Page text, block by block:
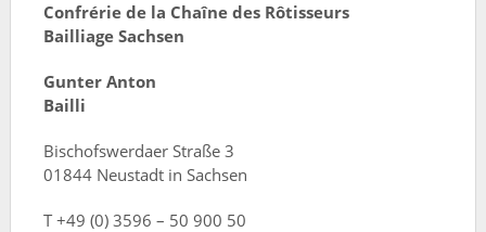
Confrérie de la Chaîne des Rôtisseurs
Bailliage Sachsen
Gunter Anton
Bailli
Bischofswerdaer Straße 3
01844 Neustadt in Sachsen
T +49 (0) 3596 – 50 900 50